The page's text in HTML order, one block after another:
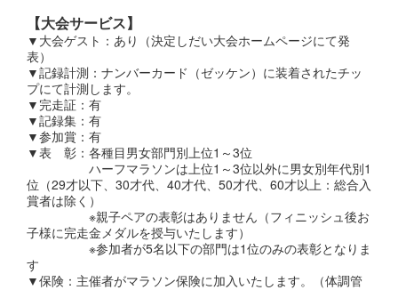
【大会サービス】
▼大会ゲスト：あり（決定しだい大会ホームページにて発
表）
▼記録計測：ナンバーカード（ゼッケン）に装着されたチッ
プにて計測します。
▼完走証：有
▼記録集：有
▼参加賞：有
▼表 彰：各種目男女部門別上位1～3位
ハーフマラソンは上位1～3位以外に男女別年代別1
位（29才以下、30才代、40才代、50才代、60才以上：総合入
賞者は除く）
※親子ペアの表彰はありません（フィニッシュ後お
子様に完走金メダルを授与いたします）
※参加者が5名以下の部門は1位のみの表彰となりま
す
▼保険：主催者がマラソン保険に加入いたします。（体調管